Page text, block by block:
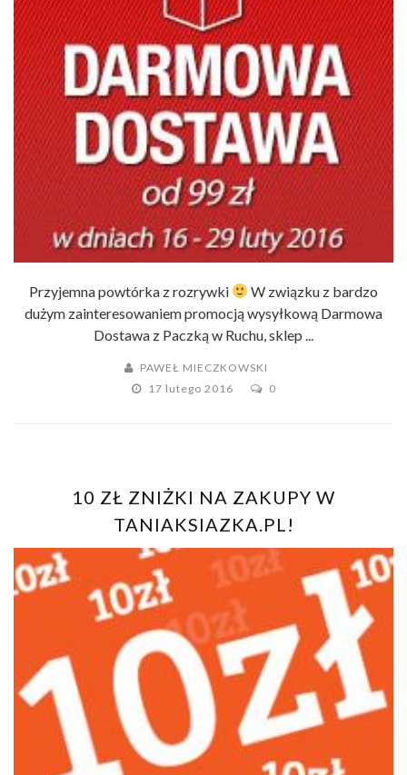
Przyjemna powtórka z rozrywki
W związku z bardzo
dużym zainteresowaniem promocją wysyłkową Darmowa
Dostawa z Paczką w Ruchu, sklep ...
PAWEŁ MIECZKOWSKI
17 lutego 2016
0
10 ZŁ ZNIŻKI NA ZAKUPY W
TANIAKSIAZKA.PL!